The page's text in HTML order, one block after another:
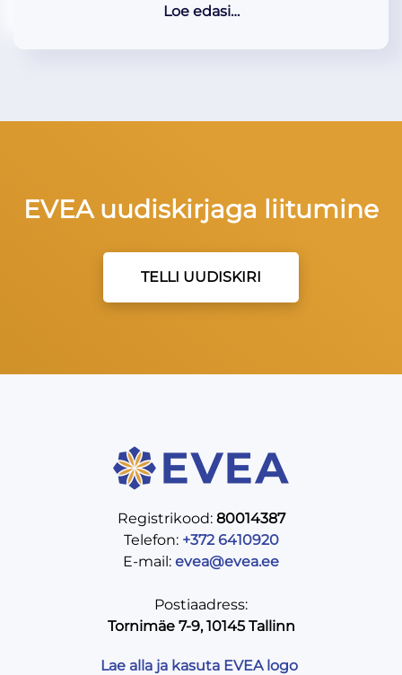
Loe edasi…
EVEA uudiskirjaga liitumine
TELLI UUDISKIRI
Registrikood: 80014387
Telefon: +372 6410920
E-mail: evea@evea.ee
Postiaadress:
Tornimäe 7-9, 10145 Tallinn
Lae alla ja kasuta EVEA logo